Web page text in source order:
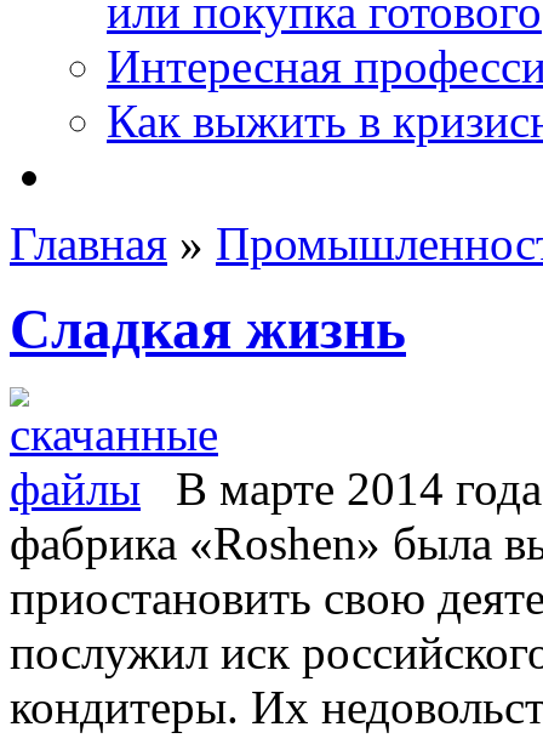
или покупка готового
Интересная
Как выжить в
Главная »
Сладкая жизнь
В марте 2014
фабрика «Roshen» была
приостановить свою
послужил иск
кондитеры. Их